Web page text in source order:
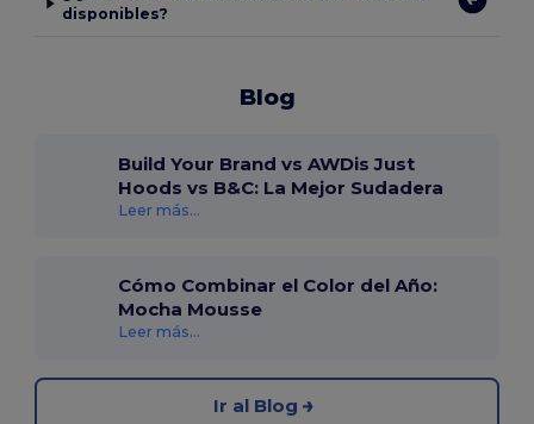
disponibles?
Blog
Build Your Brand vs AWDis Just
Hoods vs B&C: La Mejor Sudadera
Leer más...
Cómo Combinar el Color del Año:
Mocha Mousse
Leer más...
Ir al Blog